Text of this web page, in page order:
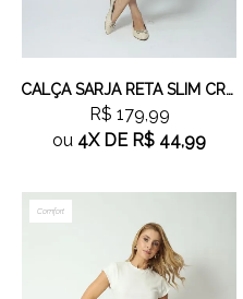
CALÇA SARJA RETA SLIM CROPPED CAQUI
R$ 179,99
ou 4XDE R$ 44,99
Comfort